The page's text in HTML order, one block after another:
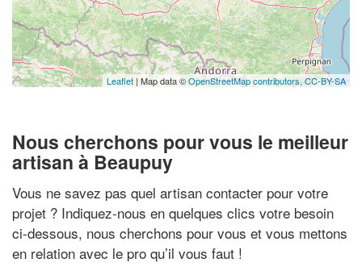
Leaflet | Map data ©OpenStreetMap contributors,CC-BY-SA
Nous cherchons pour vous le meilleur
artisan à Beaupuy
Vous ne savez pas quel artisan contacter pour votre
projet ? Indiquez-nous en quelques clics votre besoin
ci-dessous, nous cherchons pour vous et vous mettons
en relation avec le pro qu’il vous faut !